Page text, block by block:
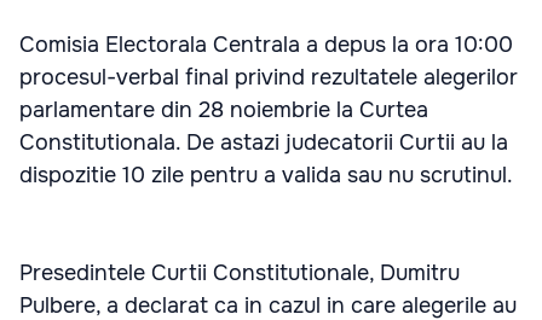
Comisia Electorala Centrala a depus la ora 10:00
procesul-verbal final privind rezultatele alegerilor
parlamentare din 28 noiembrie la Curtea
Constitutionala. De astazi judecatorii Curtii au la
dispozitie 10 zile pentru a valida sau nu scrutinul.
Presedintele Curtii Constitutionale, Dumitru
Pulbere, a declarat ca in cazul in care alegerile au